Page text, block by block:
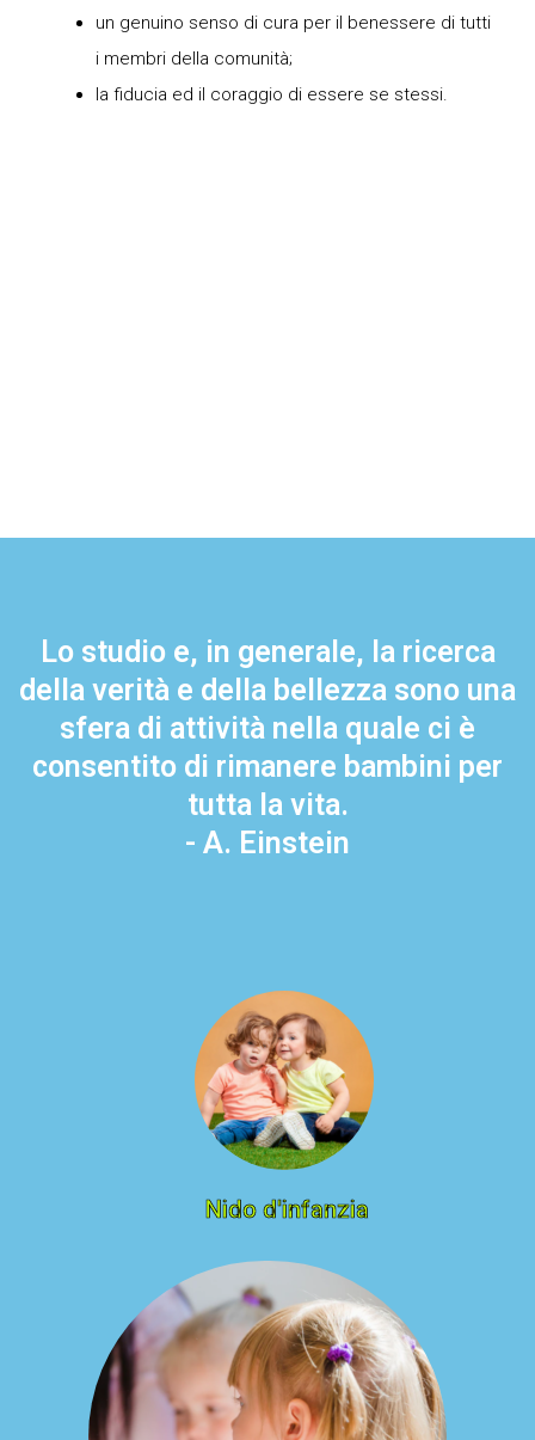
un genuino senso di cura per il benessere di tutti
i membri della comunità;
la fiducia ed il coraggio di essere se stessi.
Nido d'infanzia
Lo studio e, in generale, la ricerca
della verità e della bellezza sono una
sfera di attività nella quale ci è
consentito di rimanere bambini per
tutta la vita.
- A. Einstein